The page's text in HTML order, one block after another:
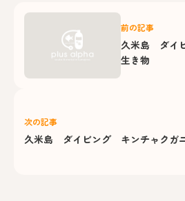
前の記事
久米島 ダイ
生き物
次の記事
久米島 ダイビング キンチャクガ